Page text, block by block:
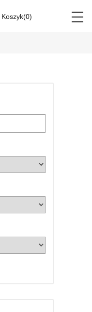
Koszyk(0)